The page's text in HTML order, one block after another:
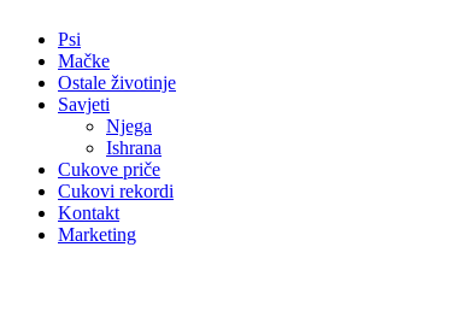
Psi
Mačke
Ostale životinje
Savjeti
Njega
Ishrana
Cukove priče
Cukovi rekordi
Kontakt
Marketing